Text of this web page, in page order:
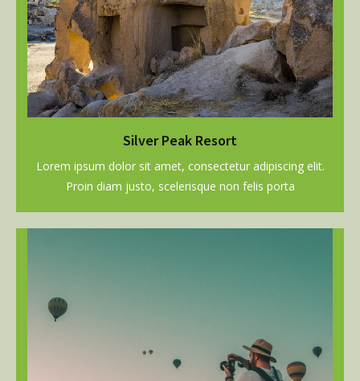
Silver Peak Resort
Lorem ipsum dolor sit amet, consectetur adipiscing elit.
Proin diam justo, scelerisque non felis porta